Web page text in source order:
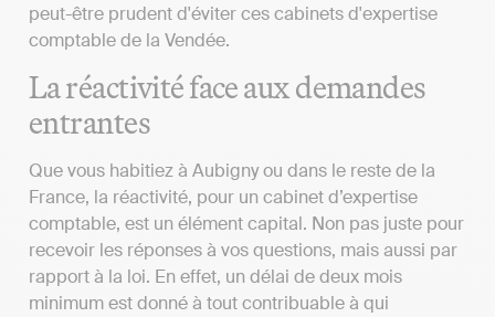
peut-être prudent d'éviter ces cabinets d'expertise
comptable de la Vendée.
La réactivité face aux demandes
entrantes
Que vous habitiez à Aubigny ou dans le reste de la
France, la réactivité, pour un cabinet d’expertise
comptable, est un élément capital. Non pas juste pour
recevoir les réponses à vos questions, mais aussi par
rapport à la loi. En effet, un délai de deux mois
minimum est donné à tout contribuable à qui